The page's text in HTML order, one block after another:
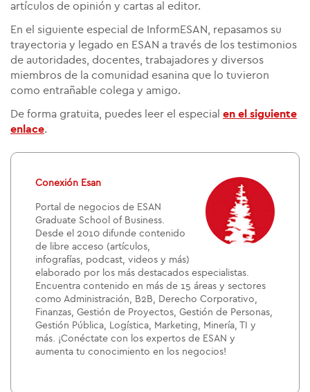
artículos de opinión y cartas al editor.
En el siguiente especial de InformESAN, repasamos su
trayectoria y legado en ESAN a través de los testimonios
de autoridades, docentes, trabajadores y diversos
miembros de la comunidad esanina que lo tuvieron
como entrañable colega y amigo.
De forma gratuita, puedes leer el especial en el siguiente
enlace.
Conexión Esan
Portal de negocios de ESAN
Graduate School of Business.
Desde el 2010 difunde contenido
de libre acceso (artículos,
infografías, podcast, videos y más)
elaborado por los más destacados especialistas.
Encuentra contenido en más de 15 áreas y sectores
como Administración, B2B, Derecho Corporativo,
Finanzas, Gestión de Proyectos, Gestión de Personas,
Gestión Pública, Logística, Marketing, Minería, TI y
más. ¡Conéctate con los expertos de ESAN y
aumenta tu conocimiento en los negocios!